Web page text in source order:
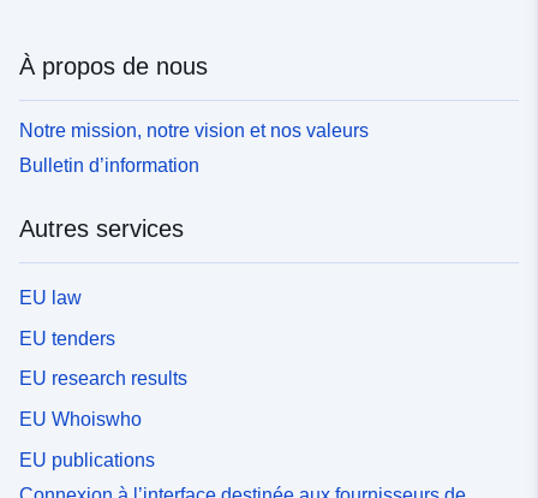
À propos de nous
Notre mission, notre vision et nos valeurs
Bulletin d’information
Autres services
EU law
EU tenders
EU research results
EU Whoiswho
EU publications